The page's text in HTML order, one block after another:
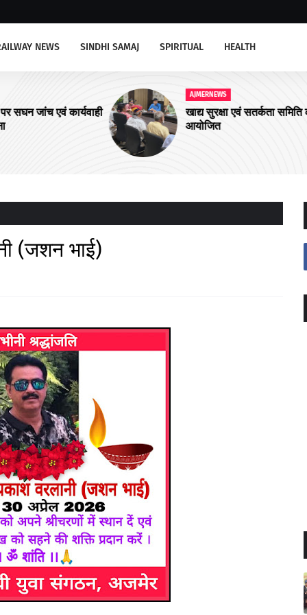
NEWS SINDHI SAMAJ SPIRITUAL HEALTH
AJMERNEWS
खाद्य सुरक्षा एवं सतर्कता समिति की बैठक
आयोजित
(जशन भाई)